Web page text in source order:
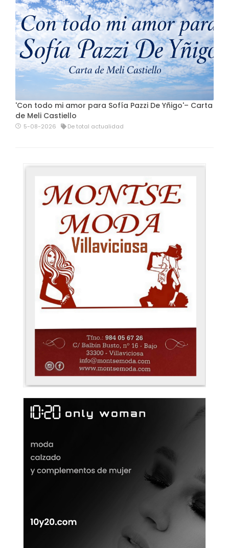
'Con todo mi amor para Sofía Pazzi De Yñigo'– Carta
de Meli Castiello
5-08-2026 De total actualidad